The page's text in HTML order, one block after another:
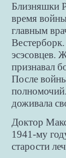
Близняшки
время
главным
эсэсовцев.
признавал
После
доживала
Доктор
1941-му
старости